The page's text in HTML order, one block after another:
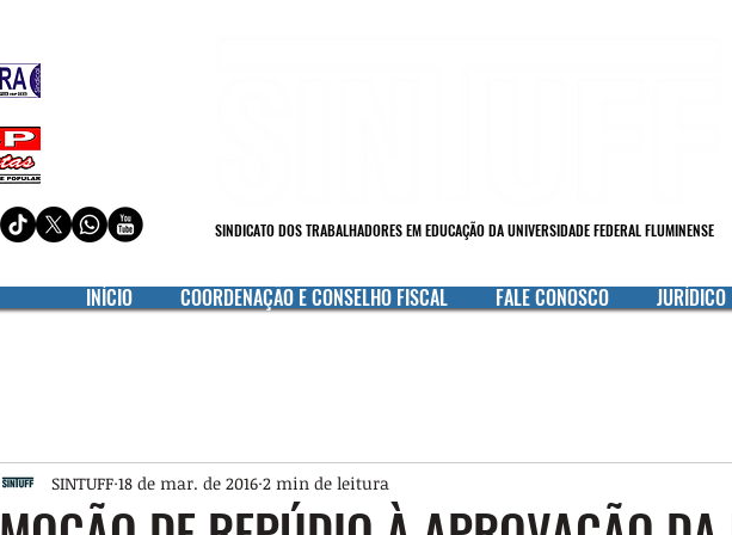
SINDICATO DOS TRABALHADORES EM EDUCAÇÃO DA UNIVERSIDADE FEDERAL FLUMINENSE
INÍCIO COORDENAÇÃO E CONSELHO FISCAL FALE CONOSCO JURÍDICO
SINTUFF 18 de mar. de 2016 2 min de leitura